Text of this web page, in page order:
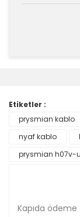
Ürün
Ürün
Ürün
Etiketler :
prysmian kablo
nyaf kablo
prysmian h07v-
Kapıda